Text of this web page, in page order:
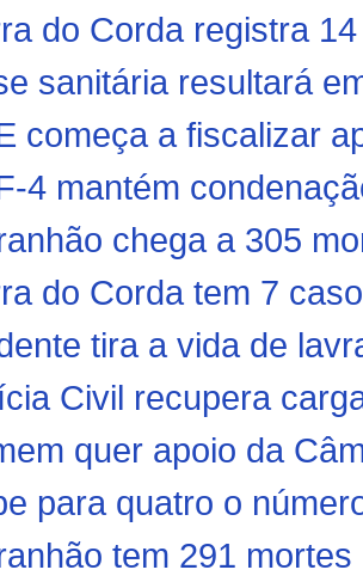
do Corda registra
sanitária resultará
começa a fiscalizar
4 mantém
chega a 305
do Corda tem 7
tira a vida de
Civil recupera
quer apoio da
para quatro o
tem 291